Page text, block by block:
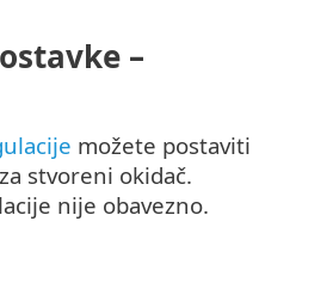
–
možete postaviti
stvoreni okidač.
nije obavezno.